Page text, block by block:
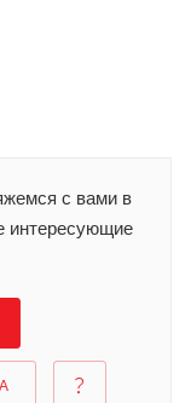
с вами в
интересующие